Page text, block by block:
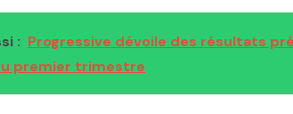
: Progressive dévoile des résultats
premier trimestre